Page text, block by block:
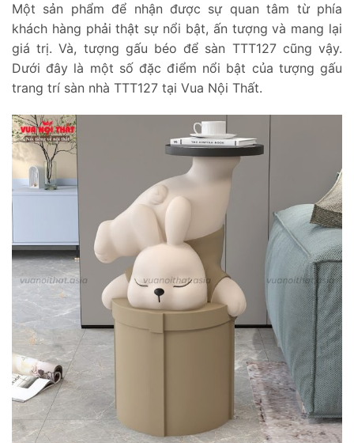
Một sản phẩm để nhận được sự quan tâm từ phía
khách hàng phải thật sự nổi bật, ấn tượng và mang lại
giá trị. Và, tượng gấu béo để sàn TTT127 cũng vậy.
Dưới đây là một số đặc điểm nổi bật của tượng gấu
trang trí sàn nhà TTT127 tại Vua Nội Thất.